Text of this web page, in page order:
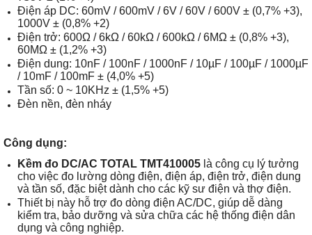
Điện áp DC: 60mV / 600mV / 6V / 60V / 600V ± (0,7% +3),
1000V ± (0,8% +2)
Điện trở: 600Ω / 6kΩ / 60kΩ / 600kΩ / 6MΩ ± (0,8% +3),
60MΩ ± (1,2% +3)
Điện dung: 10nF / 100nF / 1000nF / 10µF / 100µF / 1000µF
/ 10mF / 100mF ± (4,0% +5)
Tần số: 0 ~ 10KHz ± (1,5% +5)
Đèn nền, đèn nháy
Công dụng:
Kềm đo DC/AC TOTAL TMT410005 là công cụ lý tưởng
cho việc đo lường dòng điện, điện áp, điện trở, điện dung
và tần số, đặc biệt dành cho các kỹ sư điện và thợ điện.
Thiết bị này hỗ trợ đo dòng điện AC/DC, giúp dễ dàng
kiểm tra, bảo dưỡng và sửa chữa các hệ thống điện dân
dụng và công nghiệp.